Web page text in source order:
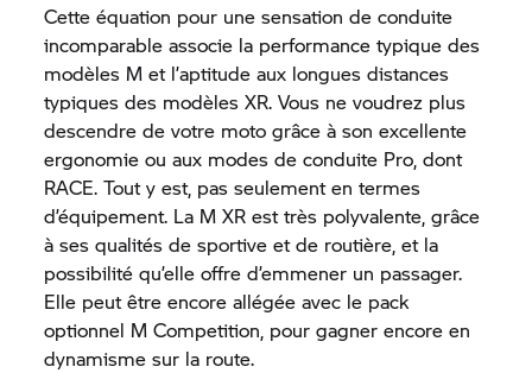
Cette équation pour une sensation de conduite
incomparable associe la performance typique des
modèles M et l’aptitude aux longues distances
typiques des modèles XR. Vous ne voudrez plus
descendre de votre moto grâce à son excellente
ergonomie ou aux modes de conduite Pro, dont
RACE. Tout y est, pas seulement en termes
d’équipement. La M XR est très polyvalente, grâce
à ses qualités de sportive et de routière, et la
possibilité qu’elle offre d’emmener un passager.
Elle peut être encore allégée avec le pack
optionnel M Competition, pour gagner encore en
dynamisme sur la route.